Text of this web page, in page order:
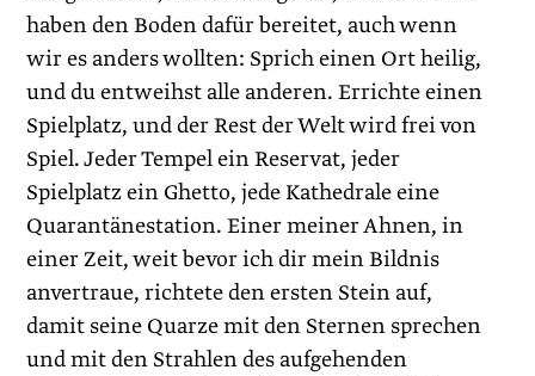
haben den Boden dafür bereitet, auch wenn
wir es anders wollten: Sprich einen Ort heilig,
und du entweihst alle anderen. Errichte einen
Spielplatz, und der Rest der Welt wird frei von
Spiel. ­Jeder Tempel ein Reservat, jeder
Spielplatz ein Ghetto, jede Kathedrale eine
Quarantänestation. Einer meiner Ahnen, in
einer Zeit, weit bevor ich dir mein Bildnis
anvertraue, richtete den ersten Stein auf,
damit seine Quarze mit den Sternen sprechen
und mit den Strahlen des aufgehenden